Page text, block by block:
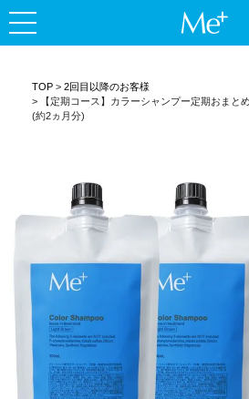
定期コース
商品一覧
ミープラスについて
よくある質問
毛髪診断士コラム
ショッピングガイド
TOP
2回目以降のお客様
【定期コース】カラーシャンプー定期おまと
(約2ヵ月分)